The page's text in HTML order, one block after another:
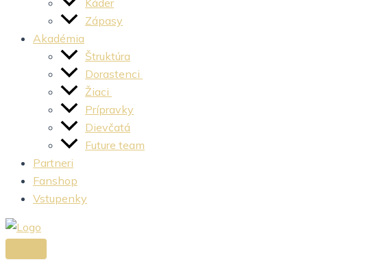
Káder
Zápasy
Akadémia
Štruktúra
Dorastenci
Žiaci
Prípravky
Dievčatá
Future team
Partneri
Fanshop
Vstupenky